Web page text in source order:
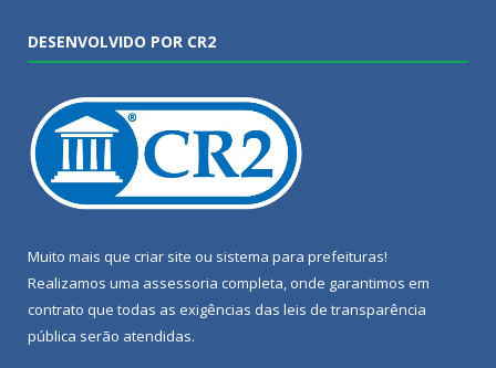
DESENVOLVIDO POR CR2
Muito mais que criar site ou sistema para prefeituras!
Realizamos uma assessoria completa, onde garantimos em
contrato que todas as exigências das leis de transparência
pública serão atendidas.